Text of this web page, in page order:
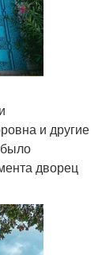
и другие
дворец